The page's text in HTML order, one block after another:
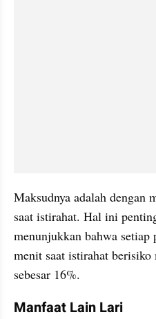
Maksudnya adalah dengan
saat istirahat. Hal ini
menunjukkan bahwa setiap
menit saat istirahat
sebesar 16%.
Manfaat Lain Lari